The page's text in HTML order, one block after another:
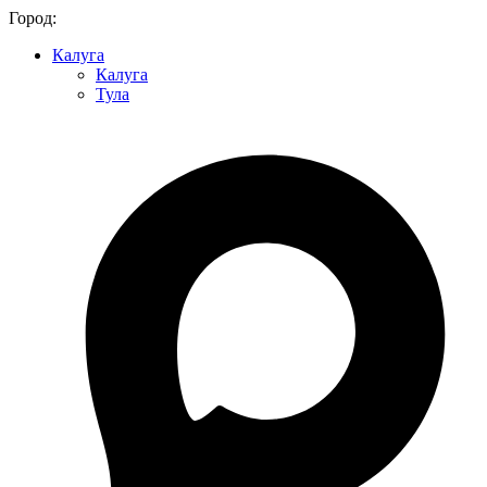
Город:
Калуга
Калуга
Тула